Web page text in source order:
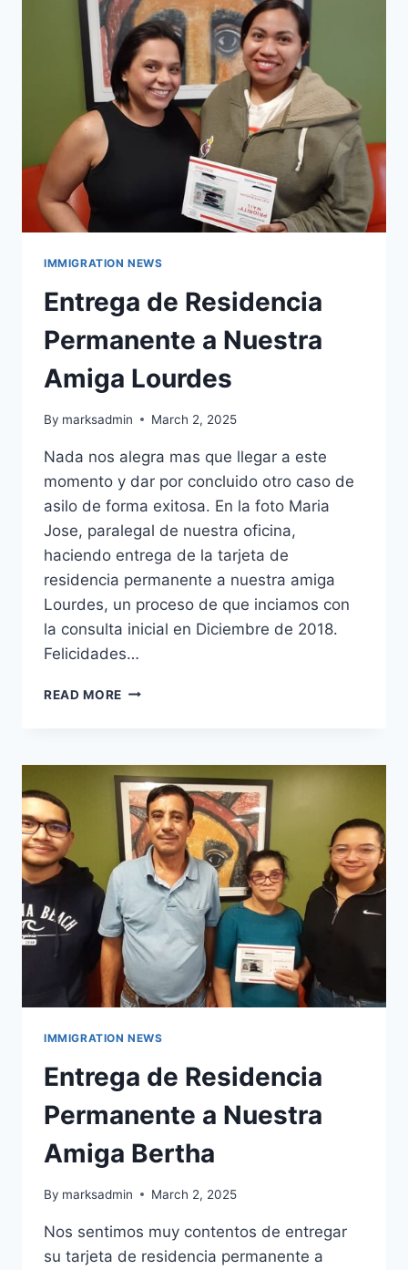
IMMIGRATION NEWS
Entrega de Residencia
Permanente a Nuestra
Amiga Lourdes
By marksadmin March 2, 2025
Nada nos alegra mas que llegar a este
momento y dar por concluido otro caso de
asilo de forma exitosa. En la foto Maria
Jose, paralegal de nuestra oficina,
haciendo entrega de la tarjeta de
residencia permanente a nuestra amiga
Lourdes, un proceso de que inciamos con
la consulta inicial en Diciembre de 2018.
Felicidades…
READ MORE
IMMIGRATION NEWS
Entrega de Residencia
Permanente a Nuestra
Amiga Bertha
By marksadmin March 2, 2025
Nos sentimos muy contentos de entregar
su tarjeta de residencia permanente a